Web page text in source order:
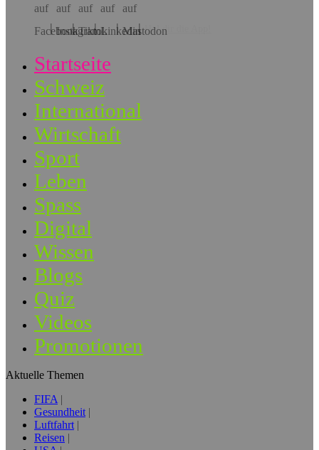
Hol dir die App!
Startseite
Schweiz
International
Wirtschaft
Sport
Leben
Spass
Digital
Wissen
Blogs
Quiz
Videos
Promotionen
Aktuelle Themen
FIFA
Gesundheit
Luftfahrt
Reisen